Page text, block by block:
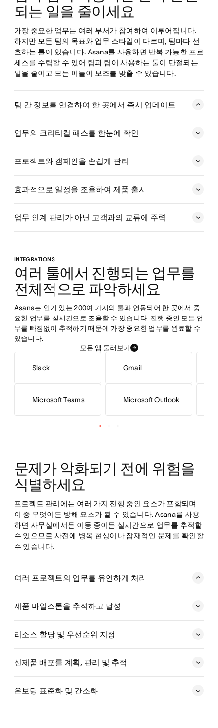
되는 일을 줄이세요
가장 중요한 업무는 여러 부서가 참여하여 이루어집니다.
하지만 모든 팀의 목표와 업무 스타일이 다르며, 팀마다 선
호하는 툴이 있습니다. Asana를 사용하면 반복 가능한 프로
세스를 수립할 수 있어 팀과 팀이 사용하는 툴이 단절되는
일을 줄이고 모든 이들이 보조를 맞출 수 있습니다.
팀 간 정보를 연결하여 한 곳에서 즉시 업데이트
요. 여러 프로젝트에 작업을 추가하여 업무가 진행되는 동
업무의 크리티컬 패스를 한눈에 확인
프로젝트와 캠페인을 손쉽게 관리
효과적으로 일정을 조율하여 제품 출시
프로젝트 계획 수립하기
업무 인계 관리가 아닌 고객과의 교류에 주력
Stride의 계정 관리 템플릿 사용해 보기
INTEGRATIONS
여러 툴에서 진행되는 업무를
전체적으로 파악하세요
Asana는 인기 있는 200여 가지의 툴과 연동되어 한 곳에서 중
요한 업무를 실시간으로 조율할 수 있습니다. 진행 중인 모든 업
무를 빠짐없이 추적하기 때문에 가장 중요한 업무를 완료할 수
있습니다.
모든 앱 둘러보기
Slack
Microsoft Teams
Gmail
Microsoft Outlook
문제가 악화되기 전에 위험을
식별하세요
프로젝트 관리에는 여러 가지 진행 중인 요소가 포함되며
이 중 무엇이든 방해 요소가 될 수 있습니다. Asana를 사용
하면 사무실에서든 이동 중이든 실시간으로 업무를 추적할
수 있으므로 사전에 병목 현상이나 잠재적인 문제를 확인할
수 있습니다.
여러 프로젝트의 업무를 유연하게 처리
기 등 자신에게 가장 잘 맞는 보기에서 확인하세요. 프로젝
제품 마일스톤을 추적하고 달성
리소스 할당 및 우선순위 지정
신제품 배포를 계획, 관리 및 추적
온보딩 표준화 및 간소화